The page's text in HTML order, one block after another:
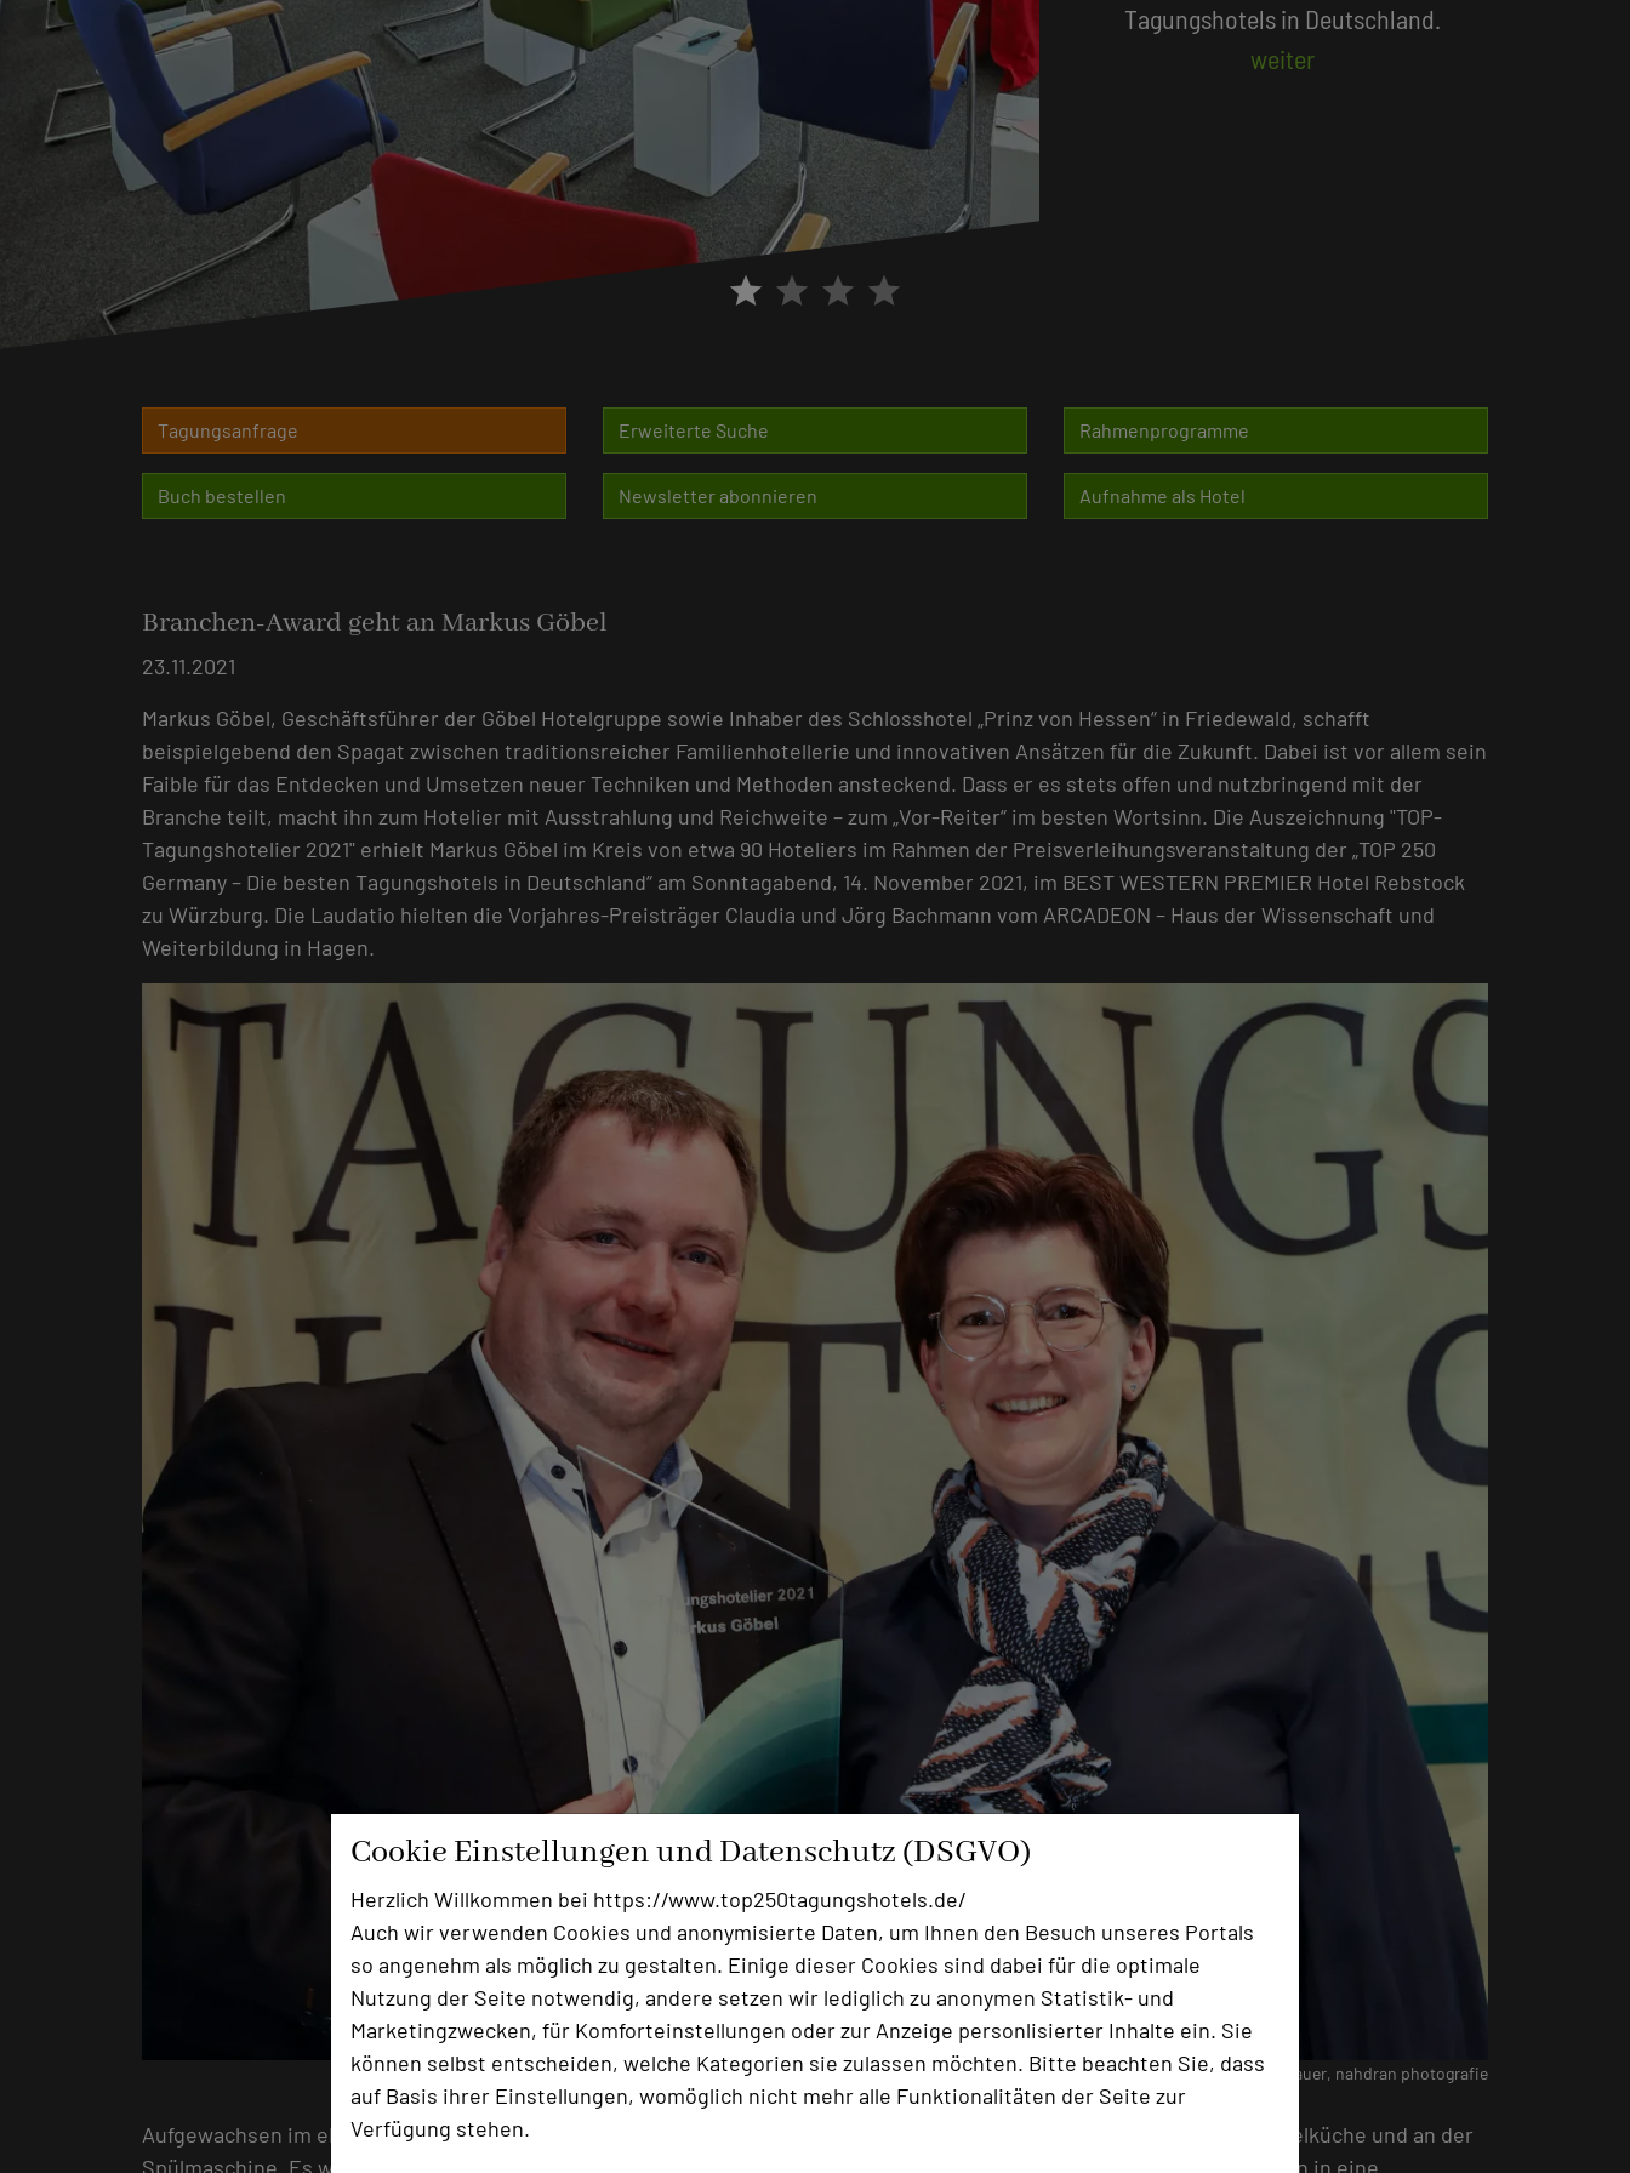
Cookie Einstellungen und Datenschutz (DSGVO)
Herzlich Willkommen bei https://www.top250tagungshotels.de/
Auch wir verwenden Cookies und anonymisierte Daten, um Ihnen den Besuch unseres Portals
so angenehm als möglich zu gestalten. Einige dieser Cookies sind dabei für die optimale
Nutzung der Seite notwendig, andere setzen wir lediglich zu anonymen Statistik- und
Marketingzwecken, für Komforteinstellungen oder zur Anzeige personlisierter Inhalte ein. Sie
können selbst entscheiden, welche Kategorien sie zulassen möchten. Bitte beachten Sie, dass
auf Basis ihrer Einstellungen, womöglich nicht mehr alle Funktionalitäten der Seite zur
Verfügung stehen.
star star star star
Beliebte Suchlisten
Tagungsanfrage Erweiterte Suche Rahmenprogramme
Buch bestellen Newsletter abonnieren Aufnahme als Hotel
Branchen-Award geht an Markus Göbel
23.11.2021
Markus Göbel, Geschäftsführer der Göbel Hotelgruppe sowie Inhaber des Schlosshotel „Prinz von Hessen“ in Friedewald, schafft
beispielgebend den Spagat zwischen traditionsreicher Familienhotellerie und innovativen Ansätzen für die Zukunft. Dabei ist vor allem sein
Faible für das Entdecken und Umsetzen neuer Techniken und Methoden ansteckend. Dass er es stets offen und nutzbringend mit der
Branche teilt, macht ihn zum Hotelier mit Ausstrahlung und Reichweite – zum „Vor-Reiter“ im besten Wortsinn. Die Auszeichnung "TOP-
Tagungshotelier 2021" erhielt Markus Göbel im Kreis von etwa 90 Hoteliers im Rahmen der Preisverleihungsveranstaltung der „TOP 250
Germany – Die besten Tagungshotels in Deutschland“ am Sonntagabend, 14. November 2021, im BEST WESTERN PREMIER Hotel Rebstock
zu Würzburg. Die Laudatio hielten die Vorjahres-Preisträger Claudia und Jörg Bachmann vom ARCADEON – Haus der Wissenschaft und
Weiterbildung in Hagen.
Foto: Markus Göbel mit seiner Frau Andrea. (c) Sandra Hauer, nahdran photografie
Aufgewachsen im elterlichen Hotelbetrieb im sauerländischen Willingen, stand Markus Göbel bereits als Kind in der Hotelküche und an der
Spülmaschine. Es war der Grundstein für den künftigen Berufswunsch, der zunächst in eine Lehre als Koch und daraufhin in eine